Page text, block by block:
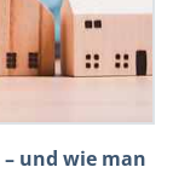
und wie man